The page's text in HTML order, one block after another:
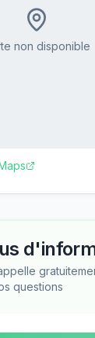
non disponible
questions